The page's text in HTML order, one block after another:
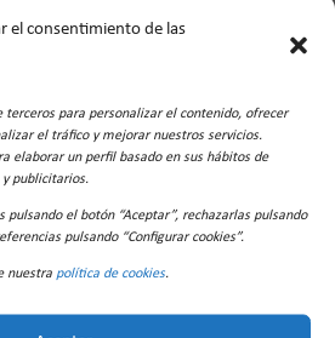
el consentimiento de las
terceros para personalizar el contenido, ofrecer
el tráfico y mejorar nuestros servicios.
elaborar un perfil basado en sus hábitos de
y publicitarios.
pulsando el botón “Aceptar”, rechazarlas pulsando
pulsando “Configurar cookies”.
nuestra política de cookies.
la próxima vez que comente.